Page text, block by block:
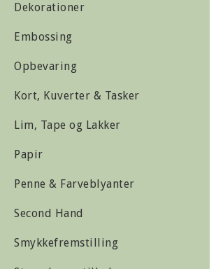
Dekorationer
Embossing
Opbevaring
Kort, Kuverter & Tasker
Lim, Tape og Lakker
Papir
Penne & Farveblyanter
Second Hand
Smykkefremstilling